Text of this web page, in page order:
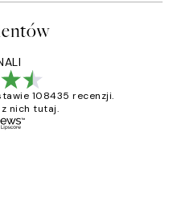
108435 recenzji.
nich tutaj.